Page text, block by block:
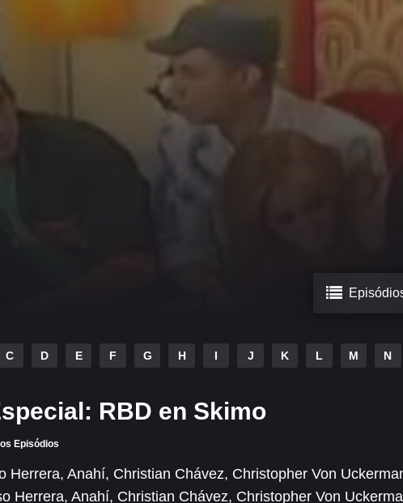
C D E F G H I J K L M N
RBD en Skimo
Episódios
Herrera, Anahí, Christian Chávez, Christopher Von
Herrera, Anahí, Christian Chávez, Christopher Von